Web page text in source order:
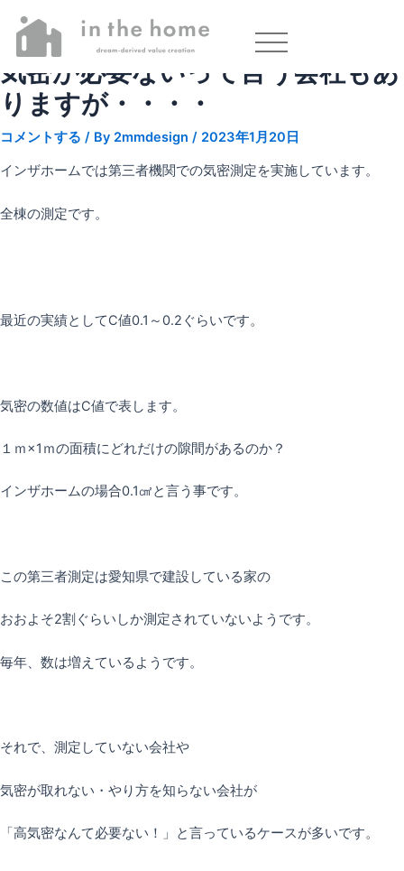
気密が必要ないって言う会社もあ
りますが・・・・
コメントする / By 2mmdesign / 2023年1月20日
インザホームでは第三者機関での気密測定を実施しています。
全棟の測定です。
最近の実績としてC値0.1～0.2ぐらいです。
気密の数値はC値で表します。
１ｍ×1ｍの面積にどれだけの隙間があるのか？
インザホームの場合0.1㎠と言う事です。
この第三者測定は愛知県で建設している家の
おおよそ2割ぐらいしか測定されていないようです。
毎年、数は増えているようです。
それで、測定していない会社や
気密が取れない・やり方を知らない会社が
「高気密なんて必要ない！」と言っているケースが多いです。